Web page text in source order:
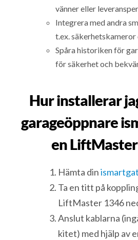
vänner eller
Integrera med andra
t.ex.
Spåra historiken för
för säkerhet och
Hur installerar
garageöppnare
en
Hämta din
Ta en titt på
LiftMaster 1346
Anslut kablarna
kitet) med hjälp av